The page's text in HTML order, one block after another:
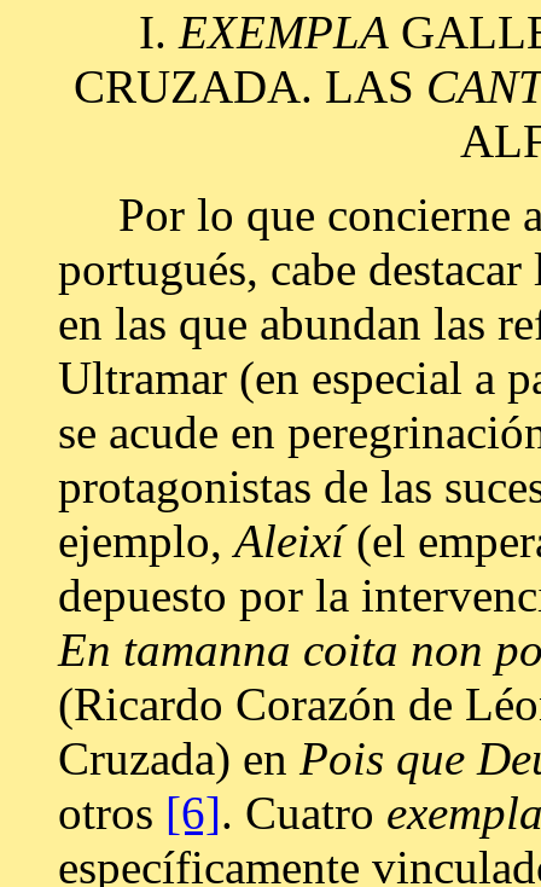
I. EXEMPLA
CRUZADA. LAS
Por lo que concierne
portugués, cabe
en las que abundan las
Ultramar (en especial a
se acude en
protagonistas de las
ejemplo,Aleixí(el
depuesto por la
En tamanna coita non
(Ricardo Corazón de
Cruzada) en Pois que
otros [6]. Cuatro
específicamente